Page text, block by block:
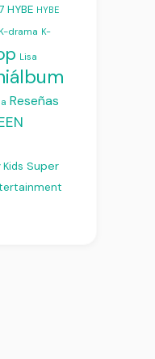
HYBE HYBE
drama K-
Lisa
Reseñas
Super